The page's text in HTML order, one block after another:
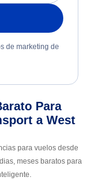
de marketing de
Para
a West
para vuelos desde
meses baratos para